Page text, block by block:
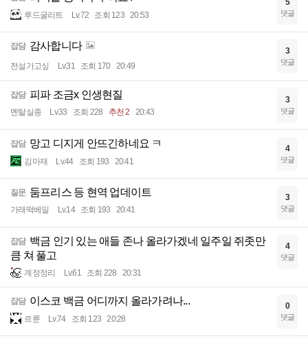
루드굴리트 Lv.72 조회 123 20:53
5
댓글
잡담 감사합니다
전설가고싶 Lv.31 조회 170 20:49
3
댓글
잡담 피파 조금x 인생현질
멘탈실종 Lv.33 조회 228 추천 2 20:43
3
댓글
잡담 망고 디지게 안뜨긴하네요 ㅋ
김마재 Lv.44 조회 193 20:41
4
댓글
질문 둠프리스 등 현역 업데이트
가래떡베일 Lv.14 조회 193 20:41
3
댓글
잡담 백금 인기 있는 애들 존나 올라가겠네 일주일 쥐좃만
큼 쳐 풀고
계정정리 Lv.61 조회 228 20:31
4
댓글
잡담 이스코 백금 어디까지 올라가려나...
르룬 Lv.74 조회 123 20:28
0
댓글